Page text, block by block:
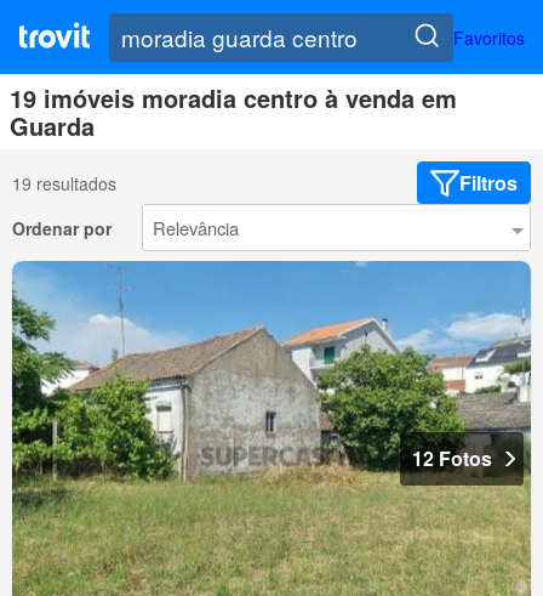
Favoritos
19 imóveis moradia centro à venda em
Guarda
19 resultados Filtros
Ordenar por
12 Fotos